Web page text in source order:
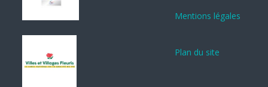
Mentions légales
Plan du site